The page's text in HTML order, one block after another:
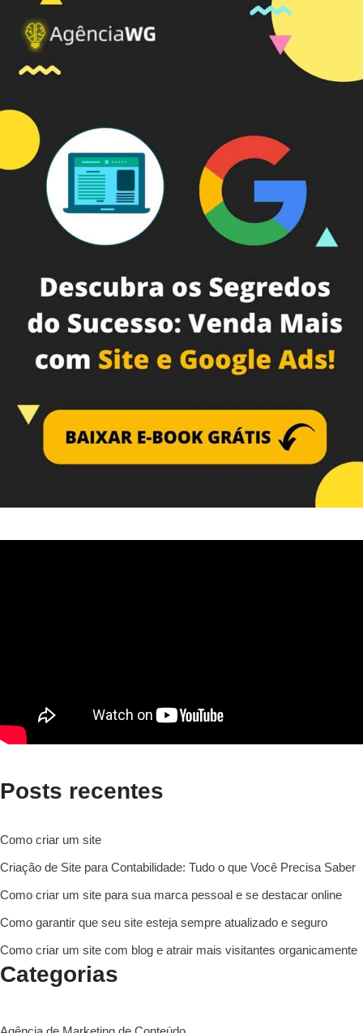
Posts recentes
Como criar um site
Criação de Site para Contabilidade: Tudo o que Você Precisa Saber
Como criar um site para sua marca pessoal e se destacar online
Como garantir que seu site esteja sempre atualizado e seguro
Como criar um site com blog e atrair mais visitantes organicamente
Categorias